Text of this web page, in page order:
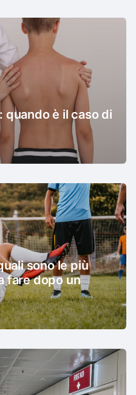
quando è il caso di
sono le più
fare dopo un